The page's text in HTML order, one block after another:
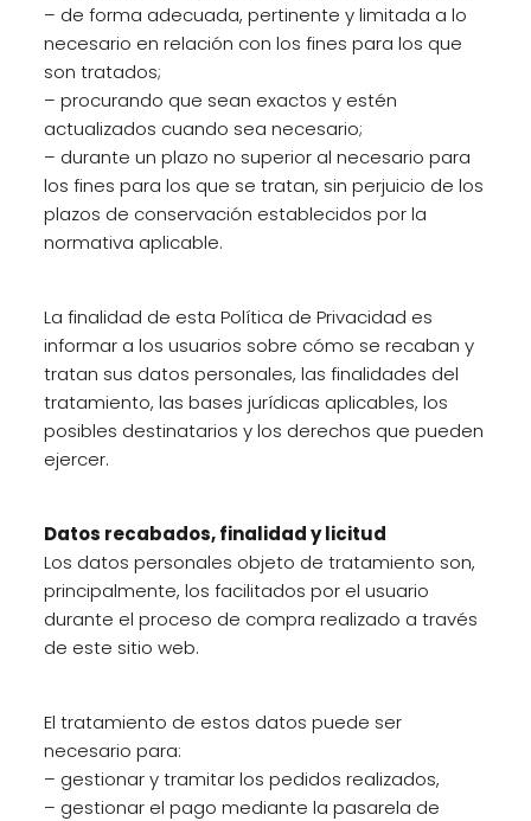
– de forma adecuada, pertinente y limitada a lo
necesario en relación con los fines para los que
son tratados;
– procurando que sean exactos y estén
actualizados cuando sea necesario;
– durante un plazo no superior al necesario para
los fines para los que se tratan, sin perjuicio de los
plazos de conservación establecidos por la
normativa aplicable.
La finalidad de esta Política de Privacidad es
informar a los usuarios sobre cómo se recaban y
tratan sus datos personales, las finalidades del
tratamiento, las bases jurídicas aplicables, los
posibles destinatarios y los derechos que pueden
ejercer.
Datos recabados, finalidad y licitud
Los datos personales objeto de tratamiento son,
principalmente, los facilitados por el usuario
durante el proceso de compra realizado a través
de este sitio web.
El tratamiento de estos datos puede ser
necesario para:
– gestionar y tramitar los pedidos realizados,
– gestionar el pago mediante la pasarela de